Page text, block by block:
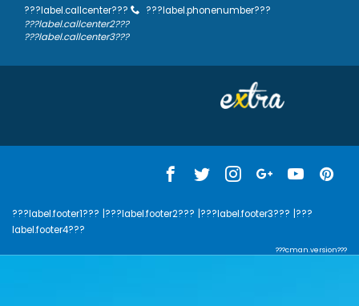
???label.callcenter???
???label.phonenumber???
???label.callcenter2???
???label.callcenter3???
???label.footer1??? |???label.footer2??? |???label.footer3??? |???
label.footer4???
???cman.version???